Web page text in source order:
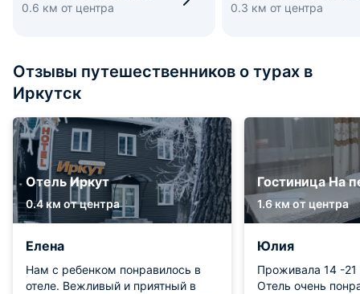
0.6 км от центра
0.3 км от центра
Отзывы путешественников о турах в
Иркутск
Отель Иркут
0.4 км от центра
Елена
Нам с ребенком понравилось в
отеле. Вежливый и приятный в
Гостиница На
1.6 км от центра
Юлия
Проживала 14 -21
Отель очень